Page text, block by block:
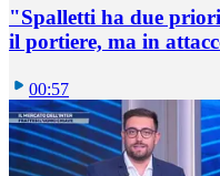
"Spalletti ha due
il portiere, ma in
00:57